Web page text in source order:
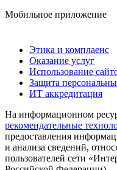
Мобильное приложение
Этика и комплаенс
Оказание услуг
Использование
Защита
ИТ аккредитация
На информационном
рекомендательные
предоставления
и анализа сведений,
пользователей сети